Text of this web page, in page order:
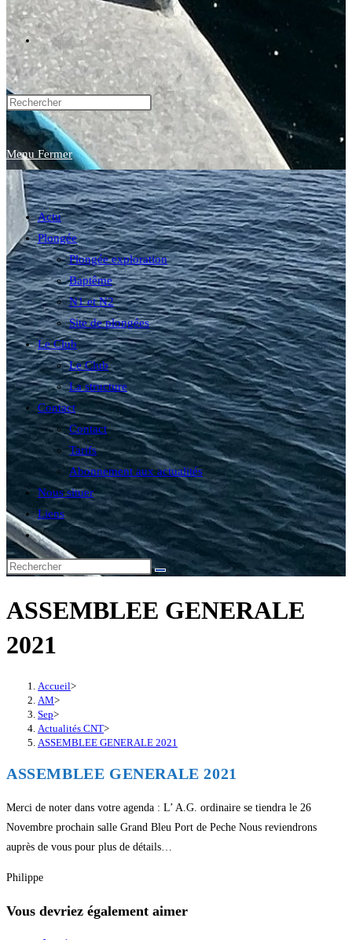
Toggle
website
search
Menu Fermer
Actu
Plongée
Plongée exploration
Baptême
N1 et N2
Site de plongées
Le Club
Le Club
La structure
Contact
Contact
Tarifs
Abonnement aux actualités
Nous situer
Liens
Toggle
website
search
ASSEMBLEE GENERALE
2021
Accueil>
AM>
Sep>
Actualités CNT>
ASSEMBLEE GENERALE 2021
ASSEMBLEE GENERALE 2021
Merci de noter dans votre agenda : L’ A.G. ordinaire se tiendra le 26
Novembre prochain salle Grand Bleu Port de Peche Nous reviendrons
auprès de vous pour plus de détails…
Philippe
Vous devriez également aimer